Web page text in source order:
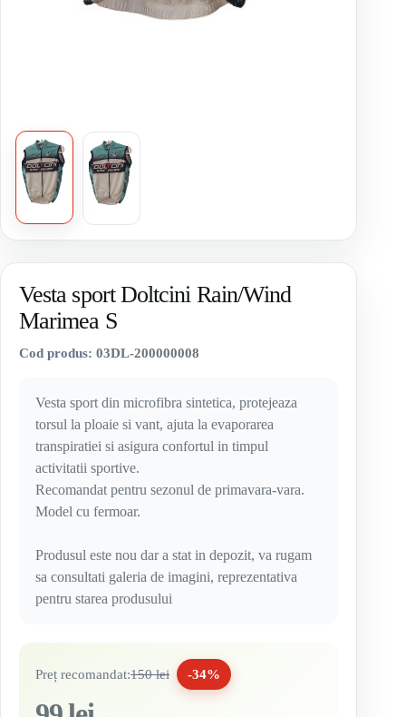
Vesta sport Doltcini Rain/Wind
Marimea S
Cod produs: 03DL-200000008
Vesta sport din microfibra sintetica, protejeaza
torsul la ploaie si vant, ajuta la evaporarea
transpiratiei si asigura confortul in timpul
activitatii sportive.
Recomandat pentru sezonul de primavara-vara.
Model cu fermoar.
Produsul este nou dar a stat in depozit, va rugam
sa consultati galeria de imagini, reprezentativa
pentru starea produsului
Preț recomandat:150 lei -34%